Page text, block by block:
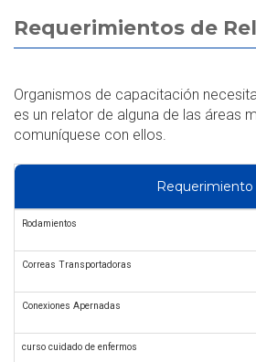
Requerimientos de
Organismos de capacitación
es un relator de alguna de las áreas
comuníquese con ellos.
Requerimiento
Rodamientos
Correas Transportadoras
Conexiones Apernadas
curso cuidado de enfermos